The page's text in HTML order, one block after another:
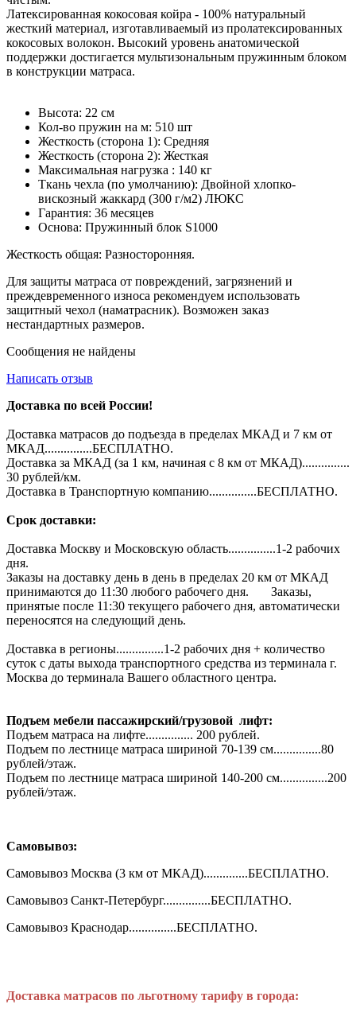
Латексированная кокосовая койра - 100% натуральный
жесткий материал, изготавливаемый из пролатексированных
кокосовых волокон. Высокий уровень анатомической
поддержки достигается мультизональным пружинным блоком
в конструкции матраса.
Высота: 22 см
Кол-во пружин на м: 510 шт
Жесткость (сторона 1): Средняя
Жесткость (сторона 2): Жесткая
Максимальная нагрузка : 140 кг
Ткань чехла (по умолчанию): Двойной хлопко-
вискозный жаккард (300 г/м2) ЛЮКС
Гарантия: 36 месяцев
Основа: Пружинный блок S1000
Жесткость общая: Разносторонняя.
Для защиты матраса от повреждений, загрязнений и
преждевременного износа рекомендуем использовать
защитный чехол (наматрасник). Возможен заказ
нестандартных размеров.
Сообщения не найдены
Написать отзыв
Доставка по всей России!
Доставка матрасов до подъезда в пределах МКАД и 7 км от
МКАД...............БЕСПЛАТНО.
Доставка за МКАД (за 1 км, начиная с 8 км от МКАД)...............
30 рублей/км.
Доставка в Транспортную компанию...............БЕСПЛАТНО.
Срок доставки:
Доставка Москву и Московскую область...............1-2 рабочих
дня.
Заказы на доставку день в день в пределах 20 км от МКАД
принимаются до 11:30 любого рабочего дня. Заказы,
принятые после 11:30 текущего рабочего дня, автоматически
переносятся на следующий день.
Доставка в регионы...............1-2 рабочих дня + количество
суток с даты выхода транспортного средства из терминала г.
Москва до терминала Вашего областного центра.
Подъем мебели пассажирский/грузовой лифт:
Подъем матраса на лифте............... 200 рублей.
Подъем по лестнице матраса шириной 70-139 см...............80
рублей/этаж.
Подъем по лестнице матраса шириной 140-200 см...............200
рублей/этаж.
Самовывоз:
Самовывоз Москва (3 км от МКАД)..............БЕСПЛАТНО.
Самовывоз Санкт-Петербург...............БЕСПЛАТНО.
Самовывоз Краснодар...............БЕСПЛАТНО.
Доставка матрасов по льготному тарифу в города: